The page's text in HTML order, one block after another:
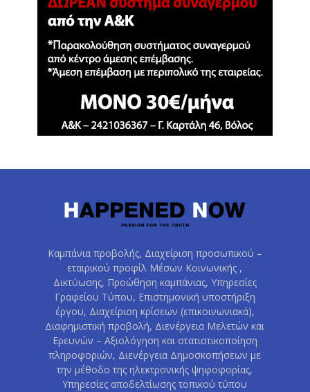
Καμπάνια προβολής, Διαχείριση προσωπικού –
εταιρικού προφίλ Μέσων Κοινωνικής ,
Δικτύωσης, Προώθηση καμπάνιας, Υπηρεσίες
Γραφείου Τύπου, Επιστημονική υποστήριξη
έργου, Διαχείριση κρίσεων (επικοινωνιακά),
Διαφημιστική προβολή, Διενέργεια Μελετών και
Ερευνών – Αξιολόγηση και στατιστικοποίηση
πληροφοριών, Διενέργεια Δημοσκοπήσεων με
την μέθοδο της ηλεκτρονικής ψηφοφορίας,
Υπηρεσίες αποδελτίωσης τοπικού τύπου